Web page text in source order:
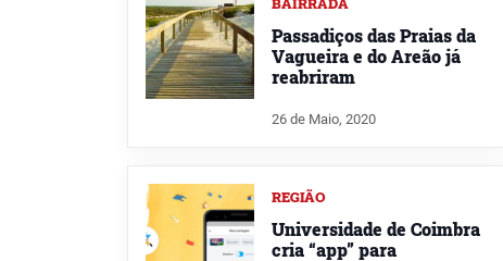
Passadiços das Praias da
Vagueira e do Areão já
reabriram
26 de Maio, 2020
REGIÃO
Universidade de Coimbra
cria “app” para